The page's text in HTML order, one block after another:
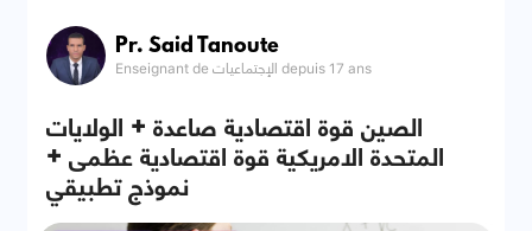
Pr. Said Tanoute
Enseignant de الإجتماعيات depuis 17 ans
الصين قوة اقتصادية صاعدة + الولايات
المتحدة الامريكية قوة اقتصادية عظمى +
نموذج تطبيقي